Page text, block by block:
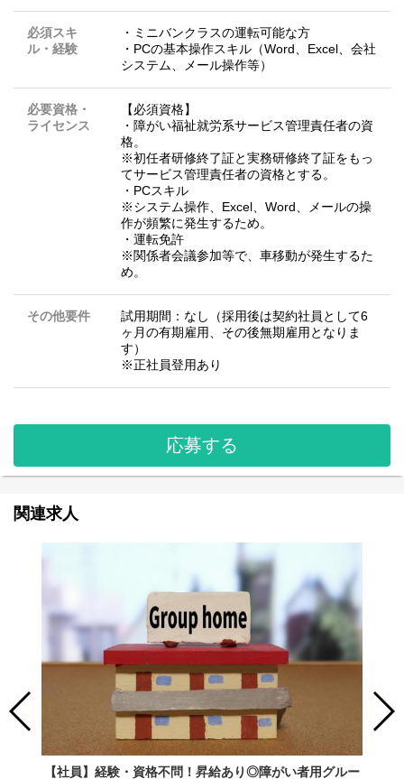
必須スキ
ル・経験
・ミニバンクラスの運転可能な方
・PCの基本操作スキル（Word、Excel、会社
システム、メール操作等）
必要資格・
ライセンス
【必須資格】
・障がい福祉就労系サービス管理責任者の資
格。
※初任者研修終了証と実務研修終了証をもっ
てサービス管理責任者の資格とする。
・PCスキル
※システム操作、Excel、Word、メールの操
作が頻繁に発生するため。
・運転免許
※関係者会議参加等で、車移動が発生するた
め。
その他要件
試用期間：なし（採用後は契約社員として6
ヶ月の有期雇用、その後無期雇用となりま
す）
※正社員登用あり
応募する
関連求人
【社員】経験・資格不問！昇給あり◎障がい者用グルー